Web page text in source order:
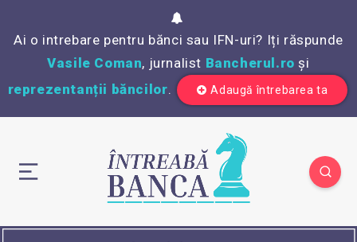
Ai o intrebare pentru bănci sau IFN-uri? Iți răspunde
Vasile Coman, jurnalist Bancherul.ro și
reprezentanții băncilor. Adaugă întrebarea ta